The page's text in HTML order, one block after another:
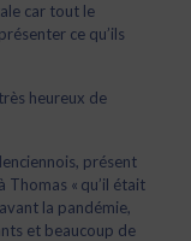
car tout le
ce qu’ils
heureux de
présent
Thomas « qu’il était
la pandémie,
et beaucoup de